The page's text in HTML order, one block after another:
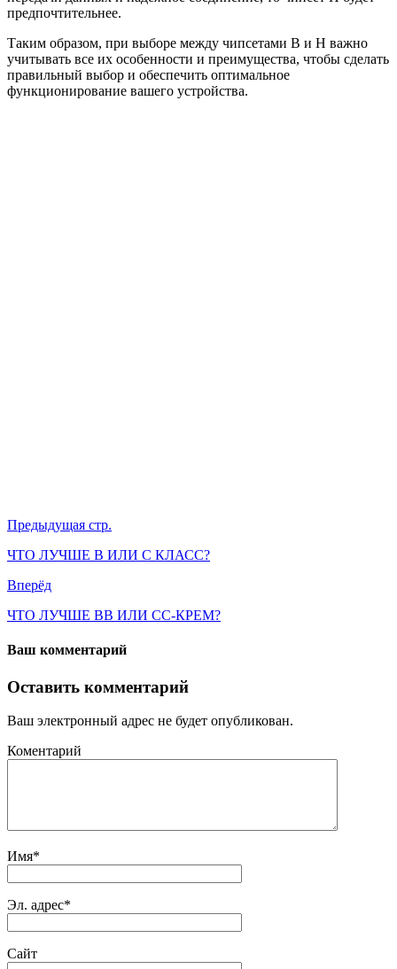
предпочтительнее.
Таким образом, при выборе между чипсетами B и H важно
учитывать все их особенности и преимущества, чтобы сделать
правильный выбор и обеспечить оптимальное
функционирование вашего устройства.
Предыдущая стр.
ЧТО ЛУЧШЕ B ИЛИ C КЛАСС?
Вперёд
ЧТО ЛУЧШЕ BB ИЛИ CC-КРЕМ?
Ваш комментарий
Оставить комментарий
Ваш электронный адрес не будет опубликован.
Коментарий
Имя*
Эл. адрес*
Сайт